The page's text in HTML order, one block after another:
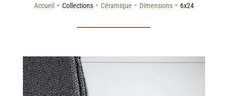
Accueil- Collections- Céramique - Dimensions- 6x24